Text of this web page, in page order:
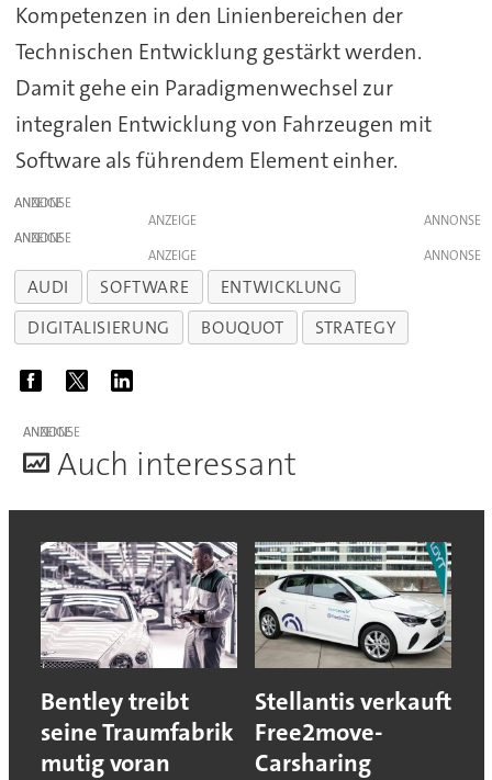
Kompetenzen in den Linienbereichen der
Technischen Entwicklung gestärkt werden.
Damit gehe ein Paradigmenwechsel zur
integralen Entwicklung von Fahrzeugen mit
Software als führendem Element einher.
ANZEIGE
ANZEIGE
ANZEIGE
ANZEIGE
AUDI SOFTWARE
ENTWICKLUNG
DIGITALISIERUNG
BOUQUOT STRATEGY
ANZEIGE
Auch interessant
Bentley treibt
seine Traumfabrik
mutig voran
Stellantis verkauft
Free2move-
Carsharing